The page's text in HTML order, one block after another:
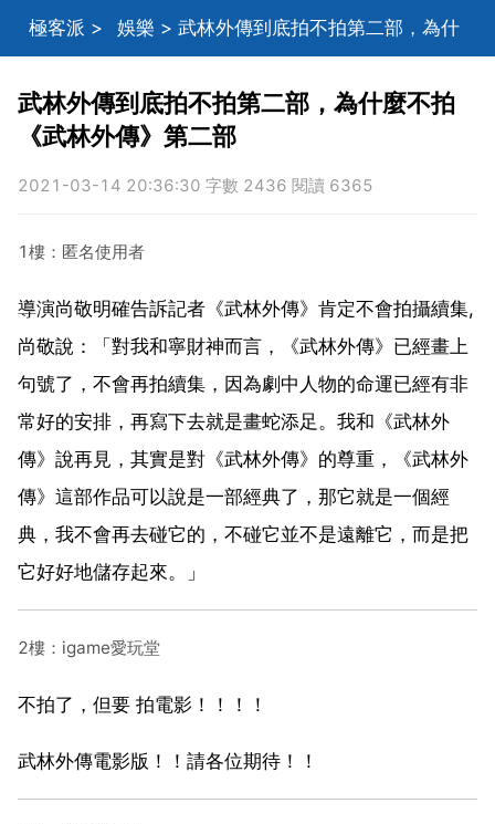
極客派 > 娛樂 > 武林外傳到底拍不拍第二部，為什
麼不拍《武林外傳》第二部
武林外傳到底拍不拍第二部，為什麼不拍
《武林外傳》第二部
2021-03-14 20:36:30 字數 2436 閱讀 6365
1樓：匿名使用者
導演尚敬明確告訴記者《武林外傳》肯定不會拍攝續集,
尚敬說：「對我和寧財神而言，《武林外傳》已經畫上
句號了，不會再拍續集，因為劇中人物的命運已經有非
常好的安排，再寫下去就是畫蛇添足。我和《武林外
傳》說再見，其實是對《武林外傳》的尊重，《武林外
傳》這部作品可以說是一部經典了，那它就是一個經
典，我不會再去碰它的，不碰它並不是遠離它，而是把
它好好地儲存起來。」
2樓：igame愛玩堂
不拍了，但要 拍電影！！！！
武林外傳電影版！！請各位期待！！